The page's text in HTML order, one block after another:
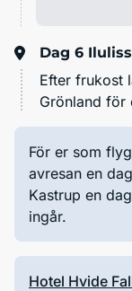
Dag 6
Efter frukost
Grönland för
För er som
avresan en
Kastrup en
ingår.
Hotel Hvide